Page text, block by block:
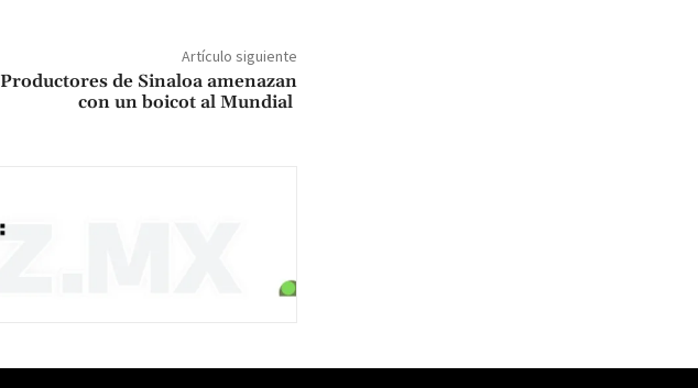
Artículo siguiente
Productores de Sinaloa amenazan
con un boicot al Mundial